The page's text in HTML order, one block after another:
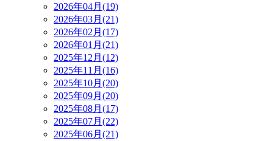
2026年04月(19)
2026年03月(21)
2026年02月(17)
2026年01月(21)
2025年12月(12)
2025年11月(16)
2025年10月(20)
2025年09月(20)
2025年08月(17)
2025年07月(22)
2025年06月(21)